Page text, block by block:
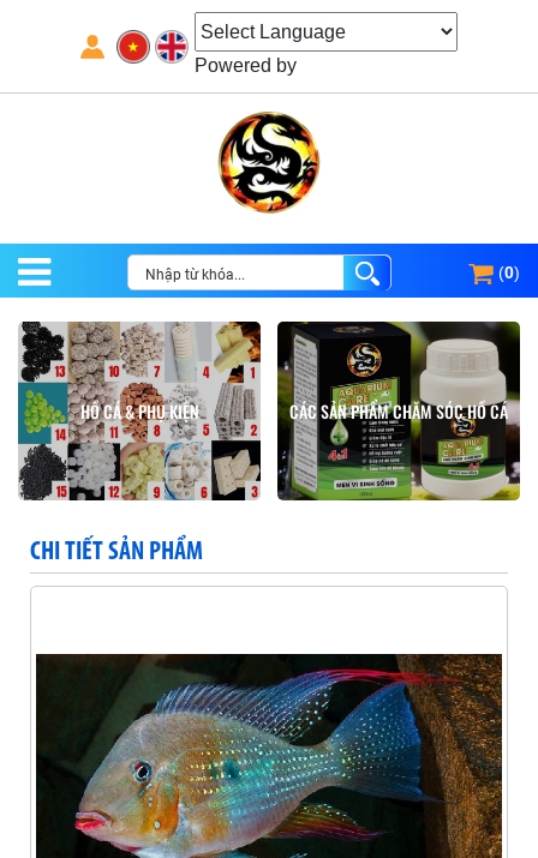
Powered by
(0)
HỒ CÁ & PHỤ KIỆN CÁC SẢN PHẨM CHĂM SÓC HỒ CÁ
CHI TIẾT SẢN PHẨM